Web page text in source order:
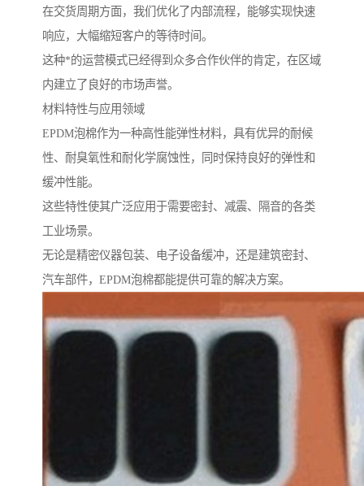
在交货周期方面，我们优化了内部流程，能够实现快速
响应，大幅缩短客户的等待时间。
这种*的运营模式已经得到众多合作伙伴的肯定，在区域
内建立了良好的市场声誉。
材料特性与应用领域
EPDM泡棉作为一种高性能弹性材料，具有优异的耐候
性、耐臭氧性和耐化学腐蚀性，同时保持良好的弹性和
缓冲性能。
这些特性使其广泛应用于需要密封、减震、隔音的各类
工业场景。
无论是精密仪器包装、电子设备缓冲，还是建筑密封、
汽车部件，EPDM泡棉都能提供可靠的解决方案。